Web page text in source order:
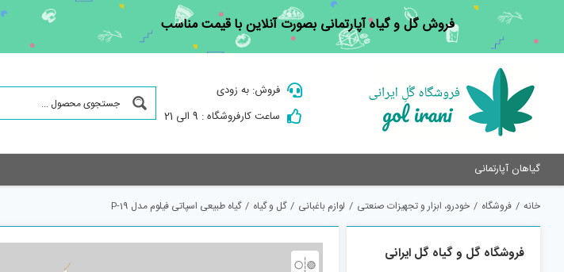
content
فروش گل و گیاه آپارتمانی بصورت آنلاین با قیمت مناسب
فروش: به زودی
ساعت کارفروشگاه : 9 الی 21
گیاهان آپارتمانی
خانه / فروشگاه / خودرو، ابزار و تجهیزات صنعتی / لوازم باغبانی / گل و گیاه / گیاه طبیعی اسپاتی فیلوم مدل P-19
فروشگاه گل و گیاه گل ایرانی